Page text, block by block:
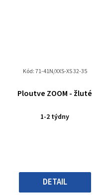
Ploutve ZOOM - žluté
1-2 týdny
DETAIL
Kód:71-41N/XXS-XS 32-35